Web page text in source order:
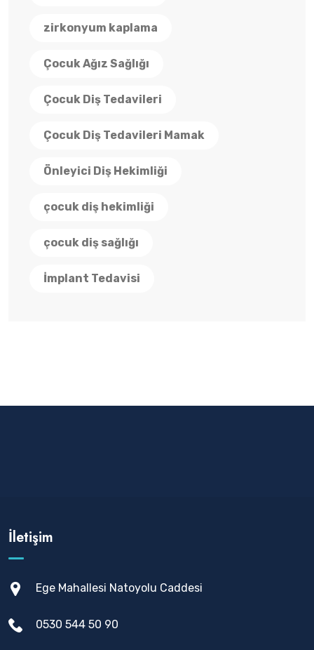
zirkonyum kaplama
Çocuk Ağız Sağlığı
Çocuk Diş Tedavileri
Çocuk Diş Tedavileri Mamak
Önleyici Diş Hekimliği
çocuk diş hekimliği
çocuk diş sağlığı
İmplant Tedavisi
İletişim
Ege Mahallesi Natoyolu Caddesi
0530 544 50 90